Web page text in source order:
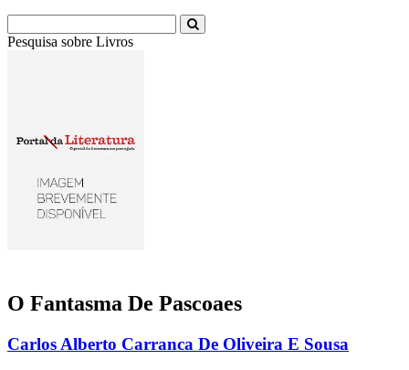
Pesquisa sobre Livr
O Fantasma De Pascoaes
Carlos Alberto Carranca De Oliveira E Sousa